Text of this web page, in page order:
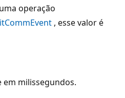
operação
, esse valor é
milissegundos.